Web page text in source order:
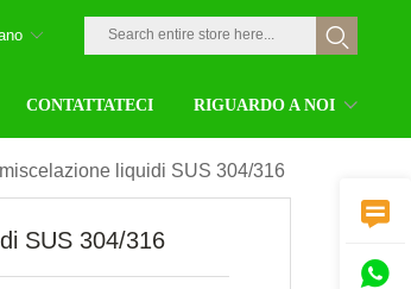
CONTATTATECI RIGUARDO A NOI
liquidi SUS 304/316
SUS 304/316

